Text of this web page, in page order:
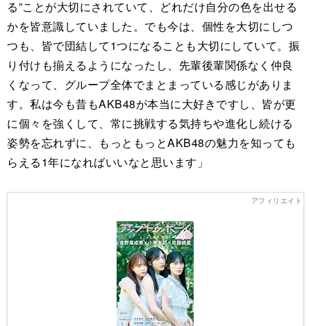
る”ことが大切にされていて、どれだけ自分の色を出せる
かを皆意識していました。でも今は、個性を大切にしつ
つも、皆で団結して1つになることも大切にしていて。振
り付けも揃えるようになったし、先輩後輩関係なく仲良
くなって、グループ全体でまとまっている感じがありま
す。私は今も昔もAKB48が本当に大好きですし、皆が更
に個々を強くして、常に挑戦する気持ちや進化し続ける
姿勢を忘れずに、もっともっとAKB48の魅力を知っても
らえる1年になればいいなと思います」